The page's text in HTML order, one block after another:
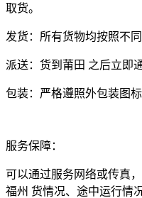
取货。
发货：所有货物均按照不
派送：货到莆田 之后立即
包装：严格遵照外包装图
服务保障：
可以通过服务网络或传真
福州 货情况、途中运行情